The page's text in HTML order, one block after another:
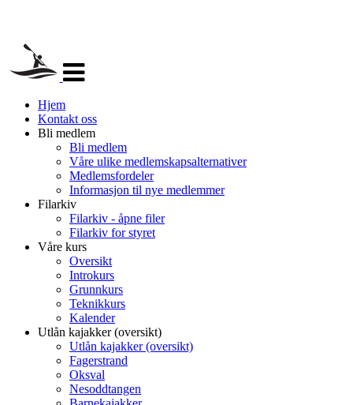
navigasjon
Hjem
Kontakt oss
Bli medlem
Bli medlem
Våre ulike medlemskapsalternativer
Medlemsfordeler
Informasjon til nye medlemmer
Filarkiv
Filarkiv - åpne filer
Filarkiv for styret
Våre kurs
Oversikt
Introkurs
Grunnkurs
Teknikkurs
Kalender
Utlån kajakker (oversikt)
Utlån kajakker (oversikt)
Fagerstrand
Oksval
Nesoddtangen